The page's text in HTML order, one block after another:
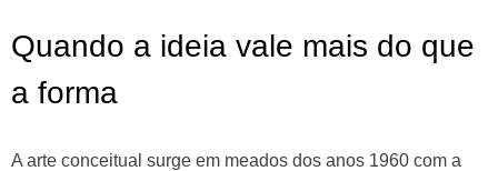
Quando a ideia vale mais do que
a forma
A arte conceitual surge em meados dos anos 1960 com a